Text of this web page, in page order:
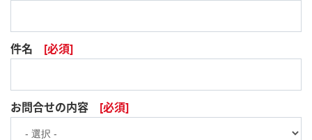
件名
お問合せの内容